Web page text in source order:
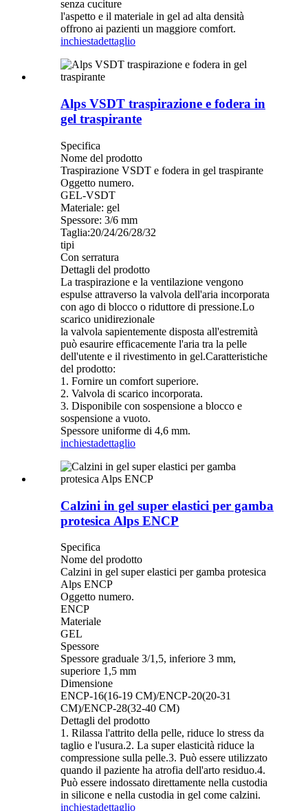
senza cuciture
l'aspetto e il materiale in gel ad alta densità
offrono ai pazienti un maggiore comfort.
inchiestadettaglio
Alps VSDT traspirazione e fodera in
gel traspirante
Specifica
Nome del prodotto
Traspirazione VSDT e fodera in gel traspirante
Oggetto numero.
GEL-VSDT
Materiale: gel
Spessore: 3/6 mm
Taglia:20/24/26/28/32
tipi
Con serratura
Dettagli del prodotto
La traspirazione e la ventilazione vengono
espulse attraverso la valvola dell'aria incorporata
con ago di blocco o riduttore di pressione.Lo
scarico unidirezionale
la valvola sapientemente disposta all'estremità
può esaurire efficacemente l'aria tra la pelle
dell'utente e il rivestimento in gel.Caratteristiche
del prodotto:
1. Fornire un comfort superiore.
2. Valvola di scarico incorporata.
3. Disponibile con sospensione a blocco e
sospensione a vuoto.
Spessore uniforme di 4,6 mm.
inchiestadettaglio
Calzini in gel super elastici per gamba
protesica Alps ENCP
Specifica
Nome del prodotto
Calzini in gel super elastici per gamba protesica
Alps ENCP
Oggetto numero.
ENCP
Materiale
GEL
Spessore
Spessore graduale 3/1,5, inferiore 3 mm,
superiore 1,5 mm
Dimensione
ENCP-16(16-19 CM)/ENCP-20(20-31
CM)/ENCP-28(32-40 CM)
Dettagli del prodotto
1. Rilassa l'attrito della pelle, riduce lo stress da
taglio e l'usura.2. La super elasticità riduce la
compressione sulla pelle.3. Può essere utilizzato
quando il paziente ha atrofia dell'arto residuo.4.
Può essere indossato direttamente nella custodia
in silicone e nella custodia in gel come calzini.
inchiestadettaglio